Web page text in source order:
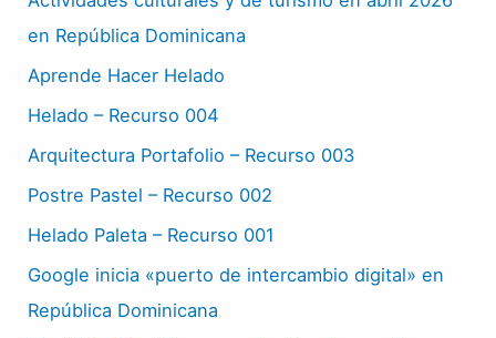
en República Dominicana
Aprende Hacer Helado
Helado – Recurso 004
Arquitectura Portafolio – Recurso 003
Postre Pastel – Recurso 002
Helado Paleta – Recurso 001
Google inicia «puerto de intercambio digital» en
República Dominicana